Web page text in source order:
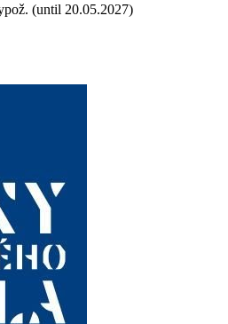
(until 20.05.2027)